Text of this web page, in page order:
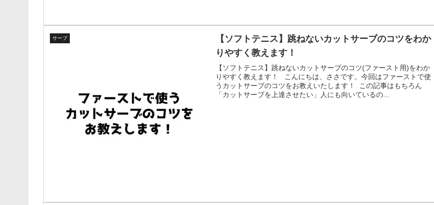
サーブ
【ソフトテニス】跳ねないカットサーブのコツをわか
りやすく教えます！
【ソフトテニス】跳ねないカットサーブのコツ(ファースト用)をわか
りやすく教えます！ こんにちは、ささです。今回はファーストで使
うカットサーブのコツをお教えいたします！ この記事はもちろん
「カットサーブを上達させたい」人にも向いているの...